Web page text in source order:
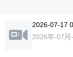
2026-07-17
2026年-07月